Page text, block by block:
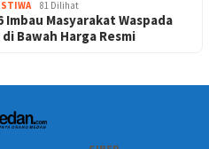
81 Dilihat
Imbau Masyarakat Waspada
Bawah Harga Resmi